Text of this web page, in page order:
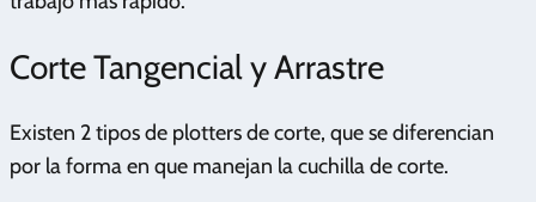
Corte Tangencial y Arrastre
Existen 2 tipos de plotters de corte, que se diferencian
por la forma en que manejan la cuchilla de corte.